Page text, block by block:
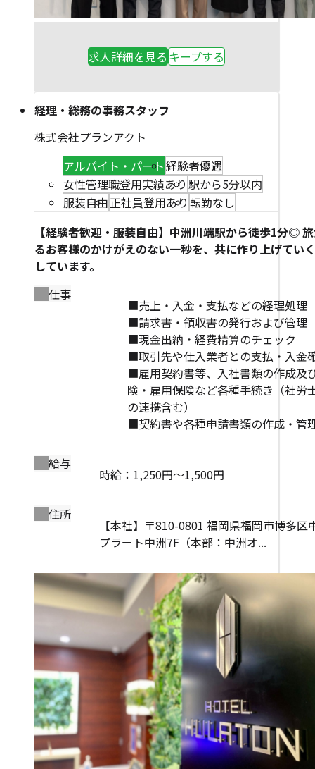
求人詳細を見る キープする
経理・総務の事務スタッフ
株式会社プランアクト
アルバイト・パート経験者優遇
女性管理職登用実績あり 駅から5分以内
服装自由正社員登用あり 転勤なし
【経験者歓迎・服装自由】中洲川端駅から徒歩1分◎
るお客様のかけがえのない一秒を、共に作り上げてい
しています。
仕事
■売上・入金・支払などの経理処理
■請求書・領収書の発行および管理
■現金出納・経費精算のチェック
■取引先や仕入業者との支払・入金
■雇用契約書等、入社書類の作成及
険・雇用保険など各種手続き（社労
の連携含む）
■契約書や各種申請書類の作成・管
給与
時給：1,250円～1,500円
住所
【本社】〒810-0801 福岡県福岡市博多
プラート中洲7F（本部：中洲オ...